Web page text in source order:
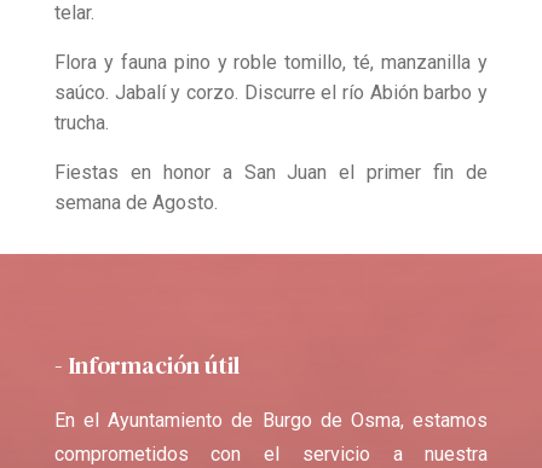
telar.
Flora y fauna pino y roble tomillo, té, manzanilla y
saúco. Jabalí y corzo. Discurre el río Abión barbo y
trucha.
Fiestas en honor a San Juan el primer fin de
semana de Agosto.
- Información útil
En el Ayuntamiento de Burgo de Osma, estamos
comprometidos con el servicio a nuestra